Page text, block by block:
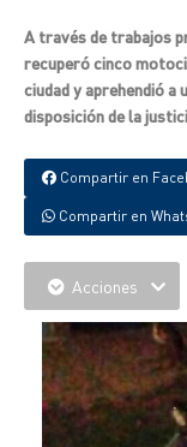
A través de trabajos
recuperó cinco
ciudad y aprehendió a
disposición de la
Compartir en
Compartir en
Acciones